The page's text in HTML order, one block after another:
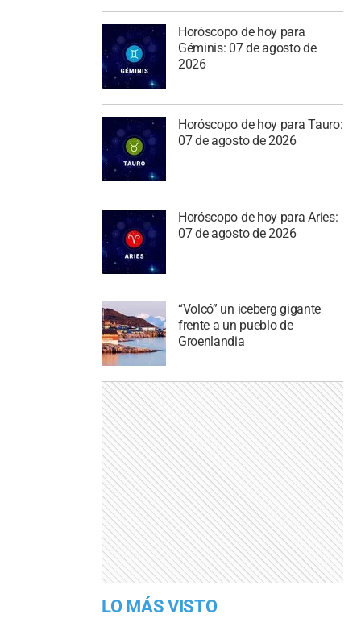
Horóscopo de hoy para
Géminis: 07 de agosto de
2026
Horóscopo de hoy para Tauro:
07 de agosto de 2026
Horóscopo de hoy para Aries:
07 de agosto de 2026
“Volcó” un iceberg gigante
frente a un pueblo de
Groenlandia
LO MÁS VISTO